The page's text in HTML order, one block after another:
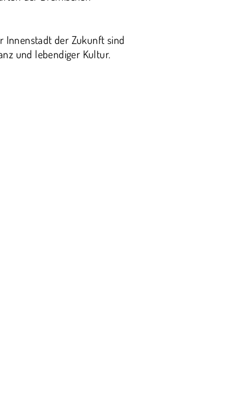
Innenstadt der Zukunft sind
und lebendiger Kultur.